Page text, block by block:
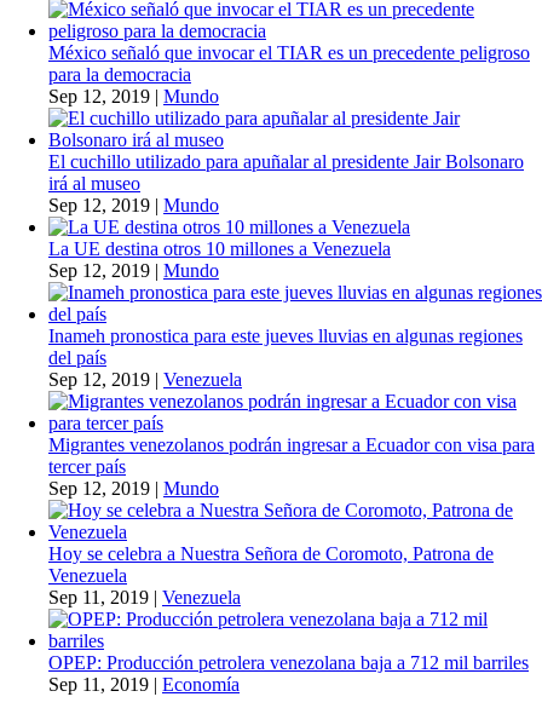
México señaló que invocar el TIAR es un precedente peligroso
para la democracia
Sep 12, 2019 | Mundo
El cuchillo utilizado para apuñalar al presidente Jair Bolsonaro
irá al museo
Sep 12, 2019 | Mundo
La UE destina otros 10 millones a Venezuela
Sep 12, 2019 | Mundo
Inameh pronostica para este jueves lluvias en algunas regiones
del país
Sep 12, 2019 | Venezuela
Migrantes venezolanos podrán ingresar a Ecuador con visa para
tercer país
Sep 12, 2019 | Mundo
Hoy se celebra a Nuestra Señora de Coromoto, Patrona de
Venezuela
Sep 11, 2019 | Venezuela
OPEP: Producción petrolera venezolana baja a 712 mil barriles
Sep 11, 2019 | Economía